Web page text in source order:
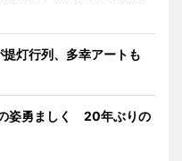
灯行列、多幸アートも
姿勇ましく 20年ぶりの